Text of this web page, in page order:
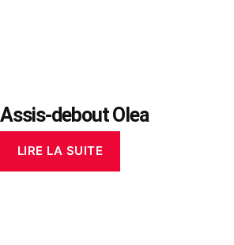
Assis-debout Olea
LIRE LA SUITE